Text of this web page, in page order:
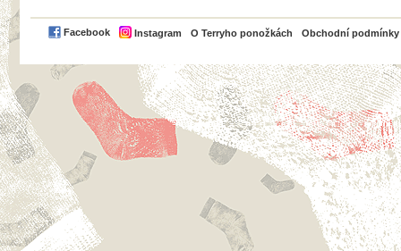
Facebook Instagram O Terryho ponožkách Obchodní podmínky
PayPal